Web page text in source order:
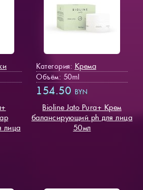
лица
Категория: Крема
Объём: 50ml
154.50 BYN
Bioline Jato Pura+ Крем
балансирующий ph для лица
50мл